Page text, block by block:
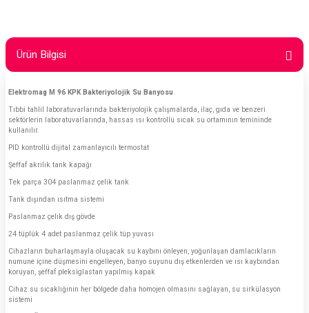
Ürün Bilgisi
Elektromag M 96 KPK Bakteriyolojik Su Banyosu
Tıbbi tahlil laboratuvarlarında bakteriyolojik çalışmalarda, ilaç, gıda ve benzeri
sektörlerin laboratuvarlarında, hassas ısı kontrollü sıcak su ortamının temininde
kullanılır.
PID kontrollü dijital zamanlayıcılı termostat
Şeffaf akrilik tank kapağı
Tek parça 304 paslanmaz çelik tank
Tank dışından ısıtma sistemi
Paslanmaz çelik dış gövde
24 tüplük 4 adet paslanmaz çelik tüp yuvası
Cihazların buharlaşmayla oluşacak su kaybını önleyen, yoğunlaşan damlacıkların
numune içine düşmesini engelleyen, banyo suyunu dış etkenlerden ve ısı kaybından
koruyan, şeffaf pleksiglastan yapılmış kapak
Cihaz su sıcaklığının her bölgede daha homojen olmasını sağlayan, su sirkülasyon
sistemi